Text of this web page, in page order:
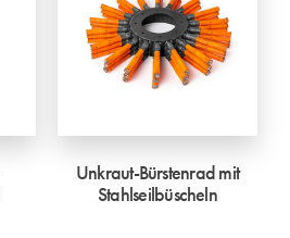
Unkraut-Bürstenrad mit
Stahlseilbüscheln